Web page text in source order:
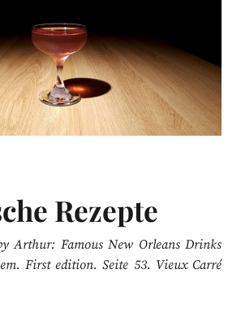
Rezepte
Arthur: Famous New Orleans Drinks
First edition. Seite 53. Vieux Carré